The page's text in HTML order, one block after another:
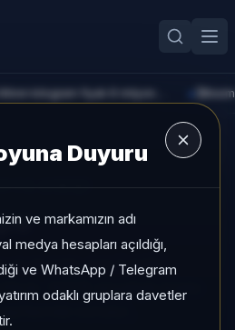
Duyuru
ve markamızın adı
medya hesapları açıldığı,
ve WhatsApp / Telegram
odaklı gruplara davetler
GIRIŞI
grubunda, son 1 ayda
NÖTR sinyaliyle kripto
sunulur.